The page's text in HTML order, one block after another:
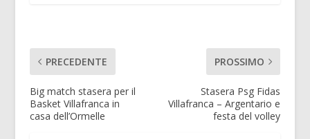
PRECEDENTE
Big match stasera per il
Basket Villafranca in
casa dell’Ormelle
PROSSIMO
Stasera Psg Fidas
Villafranca – Argentario e
festa del volley